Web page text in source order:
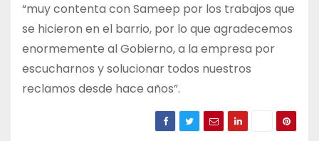
“muy contenta con Sameep por los trabajos que
se hicieron en el barrio, por lo que agradecemos
enormemente al Gobierno, a la empresa por
escucharnos y solucionar todos nuestros
reclamos desde hace años”.